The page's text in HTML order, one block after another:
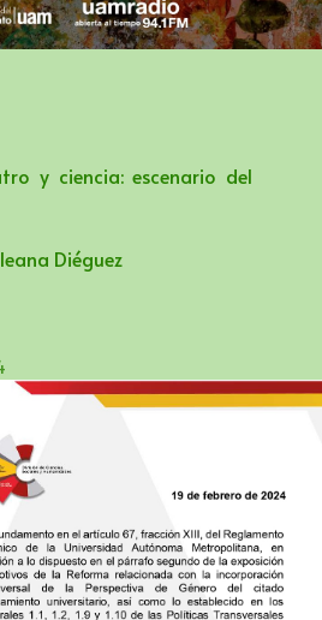
y ciencia: escenario del
Diéguez